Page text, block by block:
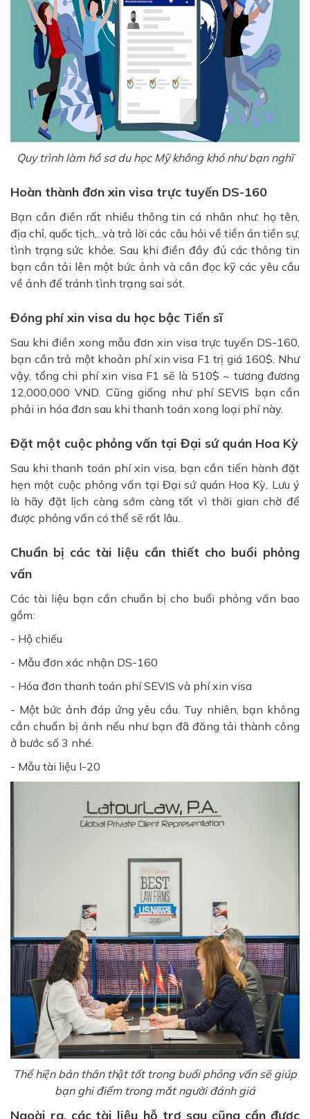
Quy trình làm hồ sơ du học Mỹ không khó như bạn nghĩ
Hoàn thành đơn xin visa trực tuyến DS-160
Bạn cần điền rất nhiều thông tin cá nhân như: họ tên,
địa chỉ, quốc tịch,...và trả lời các câu hỏi về tiền án tiền sự,
tình trạng sức khỏe. Sau khi điền đầy đủ các thông tin
bạn cần tải lên một bức ảnh và cần đọc kỹ các yêu cầu
về ảnh để tránh tình trạng sai sót.
Đóng phí xin visa du học bậc Tiến sĩ
Sau khi điền xong mẫu đơn xin visa trực tuyến DS-160,
bạn cần trả một khoản phí xin visa F1 trị giá 160$. Như
vậy, tổng chi phí xin visa F1 sẽ là 510$ ~ tương đương
12,000,000 VND. Cũng giống như phí SEVIS bạn cần
phải in hóa đơn sau khi thanh toán xong loại phí này.
Đặt một cuộc phỏng vấn tại Đại sứ quán Hoa Kỳ
Sau khi thanh toán phí xin visa, bạn cần tiến hành đặt
hẹn một cuộc phỏng vấn tại Đại sứ quán Hoa Kỳ. Lưu ý
là hãy đặt lịch càng sớm càng tốt vì thời gian chờ để
được phỏng vấn có thể sẽ rất lâu.
Chuẩn bị các tài liệu cần thiết cho buổi phỏng
vấn
Các tài liệu bạn cần chuẩn bị cho buổi phỏng vấn bao
gồm:
- Hộ chiếu
- Mẫu đơn xác nhận DS-160
- Hóa đơn thanh toán phí SEVIS và phí xin visa
- Một bức ảnh đáp ứng yêu cầu. Tuy nhiên, bạn không
cần chuẩn bị ảnh nếu như bạn đã đăng tải thành công
ở bước số 3 nhé.
- Mẫu tài liệu I-20
Thể hiện bản thân thật tốt trong buổi phỏng vấn sẽ giúp
bạn ghi điểm trong mắt người đánh giá
Ngoài ra, các tài liệu hỗ trợ sau cũng cần được